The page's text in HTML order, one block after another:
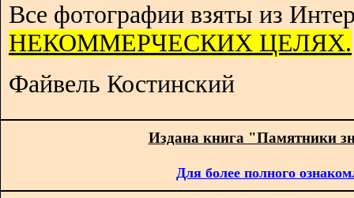
Все фотографии взяты из
НЕКОММЕРЧЕСКИХ ЦЕЛЯХ.
Файвель Костинский
Издана книга "Памятники
Для более полного